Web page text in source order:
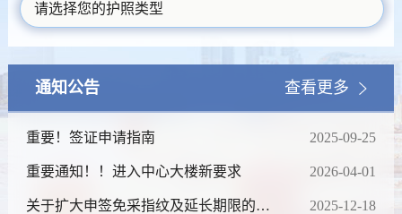
请选择您的护照类型
通知公告 查看更多
重要！签证申请指南 2025-09-25
重要通知！！进入中心大楼新要求 2026-04-01
关于扩大申签免采指纹及延长期限的通
2025-12-18